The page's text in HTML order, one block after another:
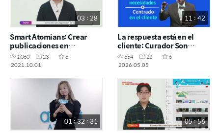
03 : 28
Smart Atomians: Crear
publicaciones en
Instagram
1,060 23
6
2021.10.01
11 : 42
La respuesta está en el
cliente: Curador Son
SejonG
654 22
6
2026.05.05
01 : 32 : 31 05 : 56